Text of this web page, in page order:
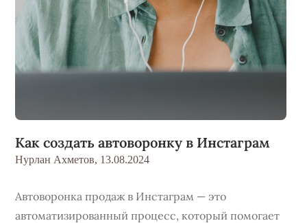
Как создать автоворонку в Инстаграм
Нурлан Ахметов, 13.08.2024
Автоворонка продаж в Инстаграм — это
автоматизированный процесс, который помогает